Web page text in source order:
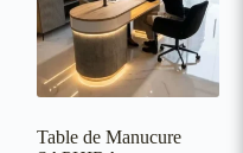
Table de Manucure